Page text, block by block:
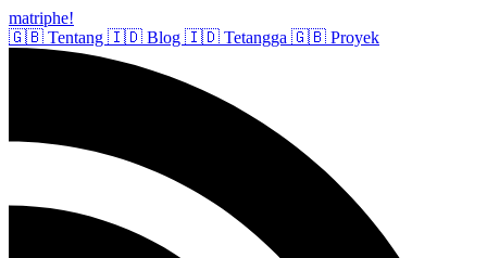
matriphe!
🇬🇧 Tentang 🇮🇩 Blog 🇮🇩 Tetangga 🇬🇧 Proyek